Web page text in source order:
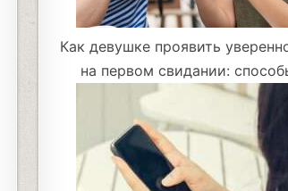
Как девушке проявить
на первом свидании: